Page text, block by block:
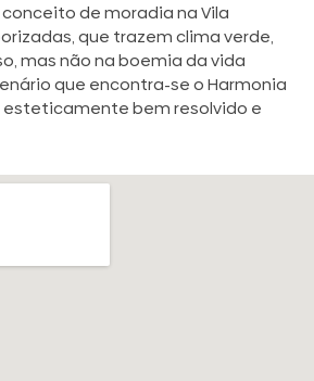
de moradia na Vila
que trazem clima verde,
mas não na boemia da vida
que encontra-se o Harmonia
esteticamente bem resolvido e
para quem quer morar com
sua rotina.